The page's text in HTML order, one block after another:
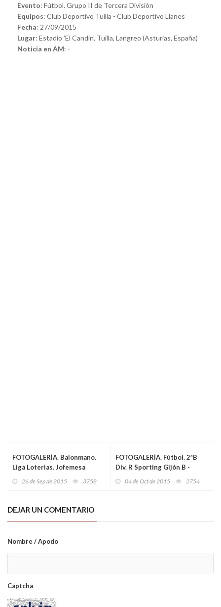
Evento: Fútbol. Grupo II de Tercera División
Equipos: Club Deportivo Tuilla - Club Deportivo Llanes
Fecha: 27/09/2015
Lugar: Estadio 'El Candín', Tuilla, Langreo (Asturias, España)
Noticia en AM: -
FOTOGALERÍA. Balonmano.
Liga Loterias. Jofemesa
26 de Sep de 2015 3758
FOTOGALERÍA. Fútbol. 2ªB
Div. R Sporting Gijón B -
04 de Oct de 2015 2754
DEJAR UN COMENTARIO
Nombre / Apodo
Captcha